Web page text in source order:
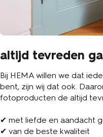
altijd tevreden
Bij HEMA willen we dat
bent, zijn wij dat ook.
fotoproducten de altijd
✔ met liefde en aandacht
✔ van de beste kwaliteit